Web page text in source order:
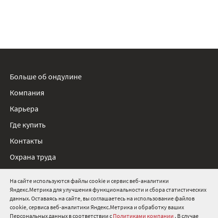
На сайте используются файлы cookie и сервис веб-аналитики
Яндекс.Метрика для улучшения функциональности и сбора статистических
данных. Оставаясь на сайте, вы соглашаетесь на использование файлов
cookie, сервиса веб-аналитики Яндекс.Метрика и обработку ваших
Персональных данных в соответствии с Политиками компании . В случае
8 800 511 91 82
info@onduline.ru
Больше об ондулине
Компания
Карьера
Где купить
Контакты
Охрана труда